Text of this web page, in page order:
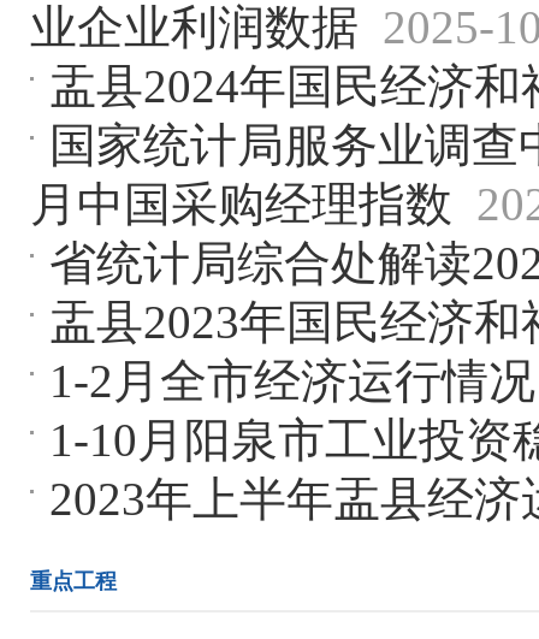
业企业利润数据 2025-
盂县2024年国民经济
国家统计局服务业调
月中国采购经理指数
省统计局综合处解读
盂县2023年国民经济
1-2月全市经济运行情
1-10月阳泉市工业投资
2023年上半年盂县经
重点工程